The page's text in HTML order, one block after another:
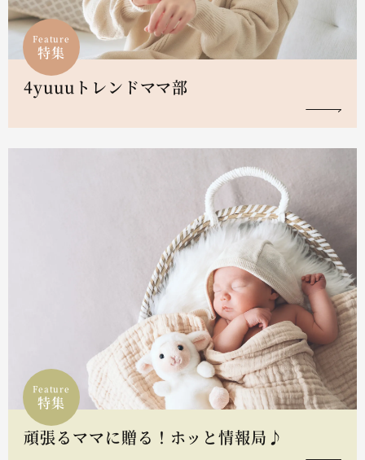
Feature
特集
4yuuuトレンドママ部
Feature
特集
頑張るママに贈る！ホッと情報局♪